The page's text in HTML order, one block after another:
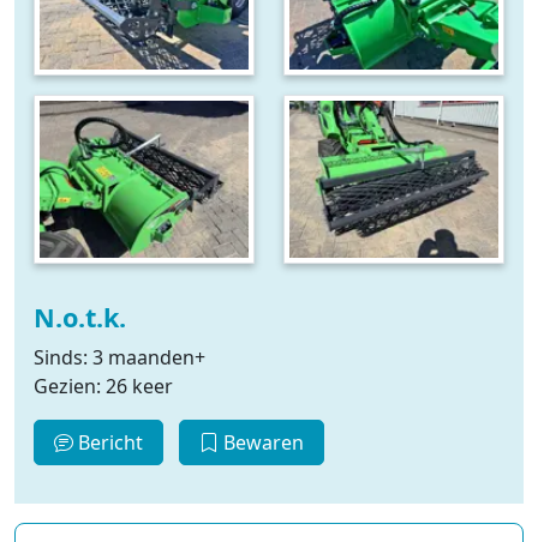
N.o.t.k.
Sinds: 3 maanden+
Gezien: 26 keer
Bericht Bewaren